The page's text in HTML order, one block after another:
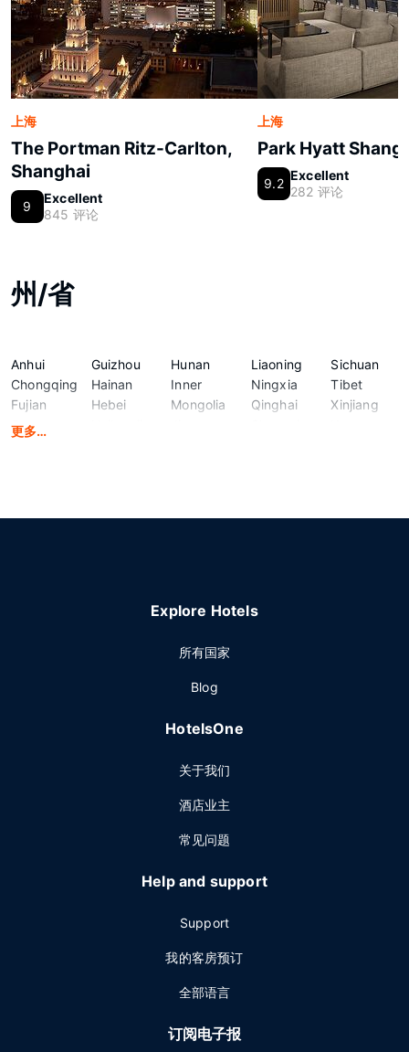
上海
The Portman Ritz-Carlton,
Shanghai
9
Excellent
845 评论
上海
Park Hyatt
9.2
Excellent
282 评论
州/省
Anhui
Chongqing
Fujian
Gansu
Guizhou
Hainan
Hebei
Hunan
Inner
Mongolia
Liaoning
Ningxia
Qinghai
Sichuan
Tibet
Xinjiang
更多…
Explore Hotels
所有国家
Blog
HotelsOne
关于我们
酒店业主
常见问题
Help and support
Support
我的客房预订
全部语言
订阅电子报